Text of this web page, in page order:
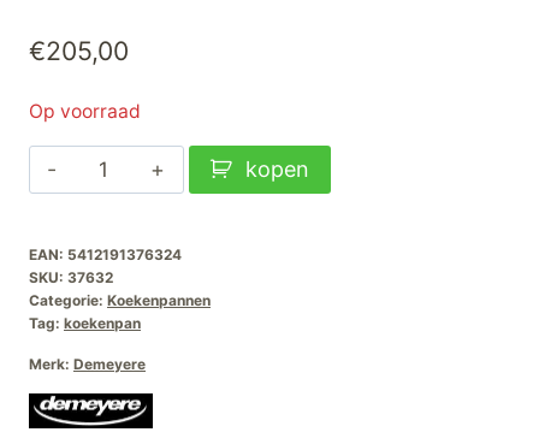
€205,00
Op voorraad
Demeyere
Industry-
NanoTouch
Koekenpan
32cm
aantal
kopen
EAN: 5412191376324
SKU: 37632
Categorie: Koekenpannen
Tag: koekenpan
Merk: Demeyere